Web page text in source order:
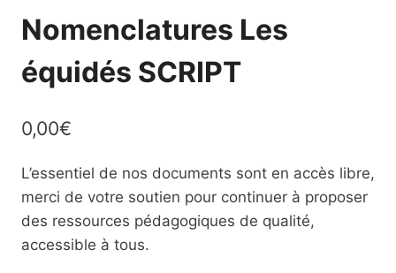
Nomenclatures Les
équidés SCRIPT
0,00€
L’essentiel de nos documents sont en accès libre,
merci de votre soutien pour continuer à proposer
des ressources pédagogiques de qualité,
accessible à tous.